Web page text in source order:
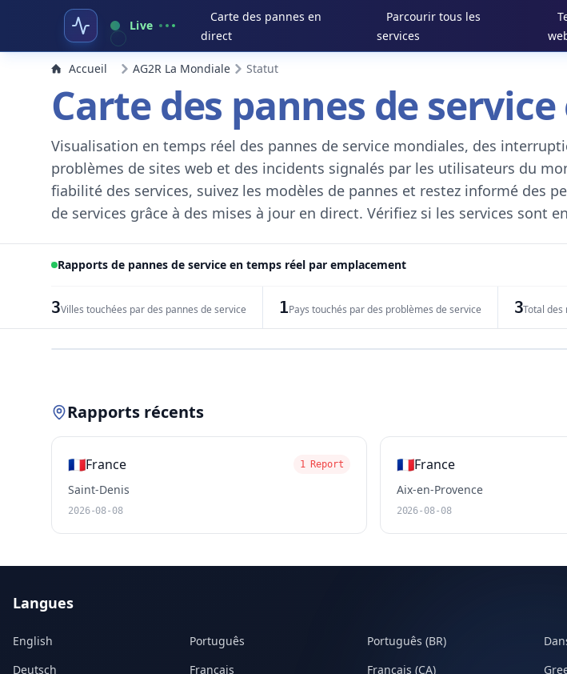
Live
Carte des pannes en
direct
Parcourir tous les
services
Accueil AG2R La Mondiale Statut
Carte des pannes de
Visualisation en temps réel des pannes de service mondiales, des
problèmes de sites web et des incidents signalés par les utilisateurs du
fiabilité des services, suivez les modèles de pannes et restez informé des
de services grâce à des mises à jour en direct. Vérifiez si les services sont
Rapports de pannes de service en temps réel par emplacement
3Villes touchées par des pannes de service 1Pays touchés par des problèmes de service 3Total des
Rapports récents
🇫🇷France 1 Report
Saint-Denis
2026-08-08
🇫🇷France
Aix-en-Provence
2026-08-08
Langues
English Português Português (BR)
Deutsch
Français Français (CA)